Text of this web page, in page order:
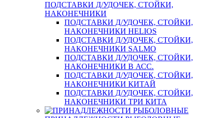
ПОДСТАВКИ Д/УДОЧЕК, СТОЙКИ,
НАКОНЕЧНИКИ
ПОДСТАВКИ Д/УДОЧЕК, СТОЙКИ,
НАКОНЕЧНИКИ HELIOS
ПОДСТАВКИ Д/УДОЧЕК, СТОЙКИ,
НАКОНЕЧНИКИ SALMO
ПОДСТАВКИ Д/УДОЧЕК, СТОЙКИ,
НАКОНЕЧНИКИ В АСС.
ПОДСТАВКИ Д/УДОЧЕК, СТОЙКИ,
НАКОНЕЧНИКИ КИТАЙ
ПОДСТАВКИ Д/УДОЧЕК, СТОЙКИ,
НАКОНЕЧНИКИ ТРИ КИТА